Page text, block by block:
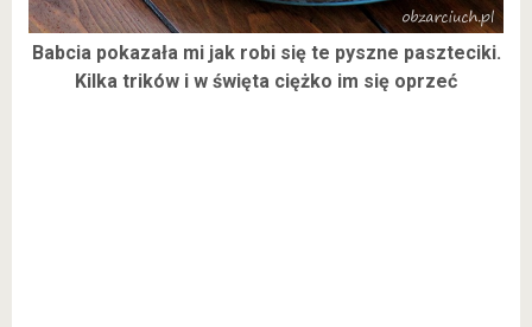
Babcia pokazała mi jak robi się te pyszne paszteciki.
Kilka trików i w święta ciężko im się oprzeć